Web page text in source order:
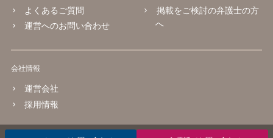
よくあるご質問
運営へのお問い合わせ
掲載をご検討の弁護士の方
へ
会社情報
運営会社
採用情報